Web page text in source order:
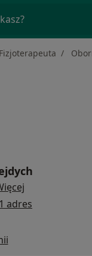
Fizjoterapeuta
1 adres